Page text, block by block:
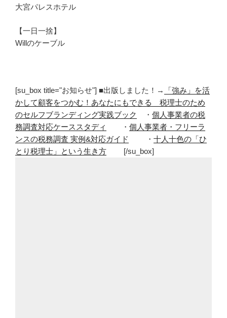
大宮パレスホテル
【一日一捨】
Willのケーブル
[su_box title="お知らせ"] ■出版しました！→
「強み」を活
かして顧客をつかむ！あなたにもできる 税理士のため
のセルフブランディング実践ブック
・ 個人事業者の税
務調査対応ケーススタディ
・ 個人事業者・フリーラ
ンスの税務調査 実例&対応ガイド
・ 十人十色の「ひ
とり税理士」という生き方 [/su_box]